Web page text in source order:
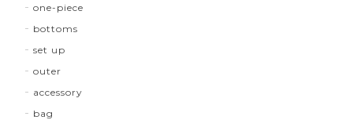
one-piece
bottoms
set up
outer
accessory
bag